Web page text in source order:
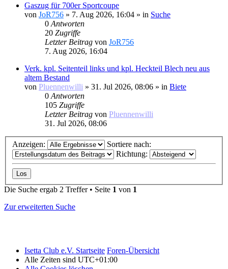
Gaszug für 700er Sportcoupe
von JoR756 » 7. Aug 2026, 16:04 » in Suche
0 Antworten
20 Zugriffe
Letzter Beitrag von JoR756
7. Aug 2026, 16:04
Verk. kpl. Seitenteil links und kpl. Heckteil Blech neu aus
altem Bestand
von Pluennenwilli » 31. Jul 2026, 08:06 » in Biete
0 Antworten
105 Zugriffe
Letzter Beitrag von Pluennenwilli
31. Jul 2026, 08:06
Anzeigen:
Sortiere nach:
Richtung:
Die Suche ergab 2 Treffer • Seite 1 von 1
Zur erweiterten Suche
Isetta Club e.V. Startseite Foren-Übersicht
Alle Zeiten sind UTC+01:00